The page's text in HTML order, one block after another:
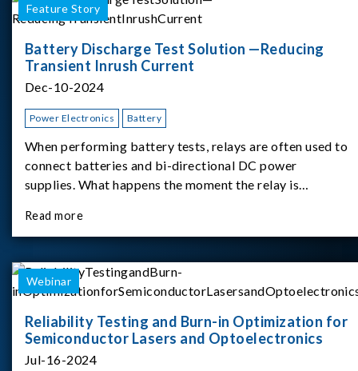
Feature Story
Battery Discharge Test Solution —Reducing
Transient Inrush Current
Dec-10-2024
Power Electronics Battery
When performing battery tests, relays are often used to
connect batteries and bi-directional DC power
supplies. What happens the moment the relay is
experimental equipment for this study.provides an
applicati
Read more
Webinar
Reliability Testing and Burn-in Optimization for
Semiconductor Lasers and Optoelectronics
Jul-16-2024